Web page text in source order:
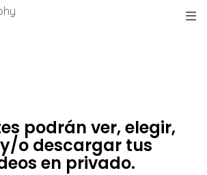
podrán ver, elegir,
o descargar tus
en privado.